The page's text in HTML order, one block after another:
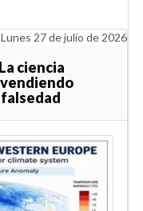
Lunes 27 de julio de 2026
ciencia